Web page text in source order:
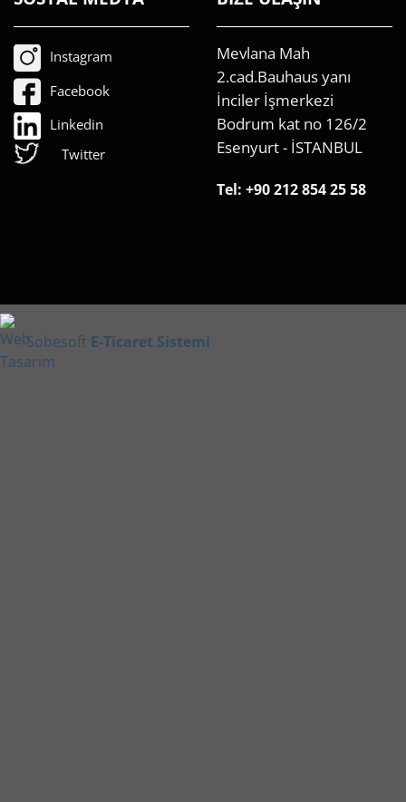
Instagram
Facebook
Linkedin
Twitter
Mevlana Mah
2.cad.Bauhaus yanı
İnciler İşmerkezi
Bodrum kat no 126/2
Esenyurt - İSTANBUL
Tel: +90 212 854 25 58
Sobesoft E-Ticaret Sistemi